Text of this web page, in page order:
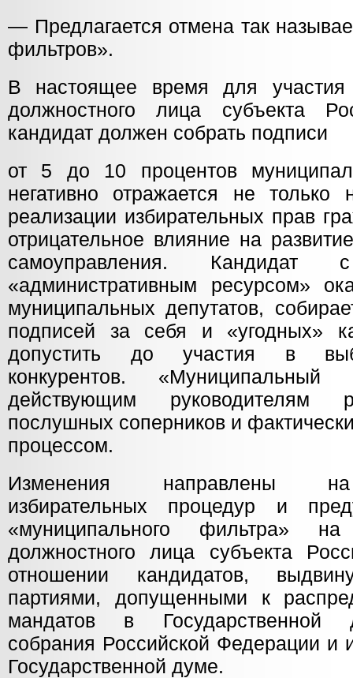
— Предлагается отмена так
фильтров».
В настоящее время для
должностного лица субъекта
кандидат должен собрать подписи
от 5 до 10 процентов
негативно отражается не
реализации избирательных прав
отрицательное влияние на
самоуправления. Кандидат с
«административным ресурсом»
муниципальных депутатов,
подписей за себя и «угодных»
допустить до участия в
конкурентов. «Муниципальный
действующим руководителям
послушных соперников и
процессом.
Изменения направлены на
избирательных процедур и
«муниципального фильтра»
должностного лица субъекта
отношении кандидатов,
партиями, допущенными к
мандатов в Государственной
собрания Российской Федерации
Государственной думе.